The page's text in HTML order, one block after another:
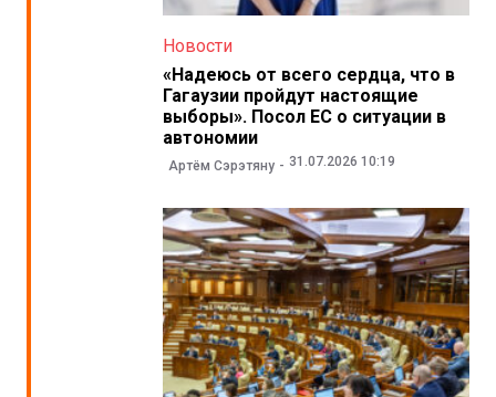
Новости
«Надеюсь от всего сердца, что в
Гагаузии пройдут настоящие
выборы». Посол ЕС о ситуации в
автономии
Артём Сэрэтяну 31.07.2026 10:19